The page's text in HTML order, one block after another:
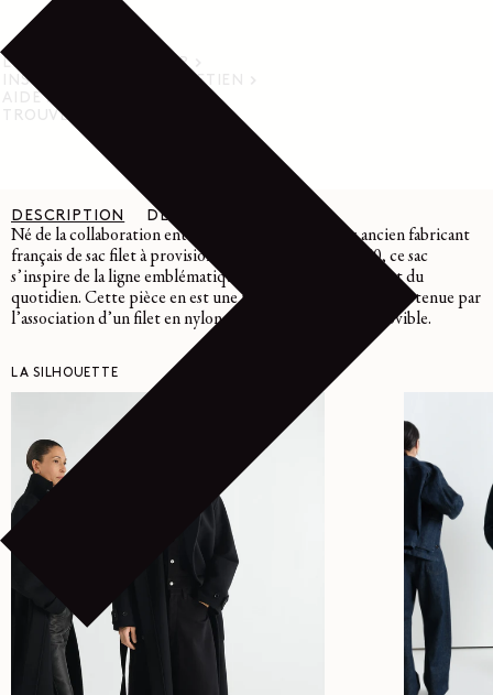
LIVRAISON ET RETOUR
INSTRUCTIONS D’ENTRETIEN
AIDE
TROUVER UN MAGASIN
DESCRIPTION DÉTAILS
Né de la collaboration entre Lemaire et Filt, le plus ancien fabricant
français de sac filet à provisions en activité depuis 1860, ce sac
s’inspire de la ligne emblématique Croissant et d’un objet du
quotidien. Cette pièce en est une interprétation 2-en-1, obtenue par
l’association d’un filet en nylon et d’un sac intérieur amovible.
LA SILHOUETTE